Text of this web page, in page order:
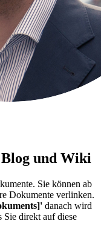
und Wiki
Sie können ab
Dokumente verlinken.
danach wird
Sie direkt auf diese